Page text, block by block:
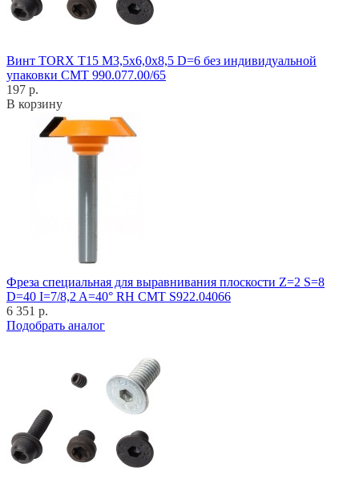
Винт TORX T15 M3,5x6,0x8,5 D=6 без индивидуальной
упаковки CMT 990.077.00/65
197 р.
В корзину
Фреза специальная для выравнивания плоскости Z=2 S=8
D=40 I=7/8,2 A=40° RH CMT S922.04066
6 351 р.
Подобрать аналог